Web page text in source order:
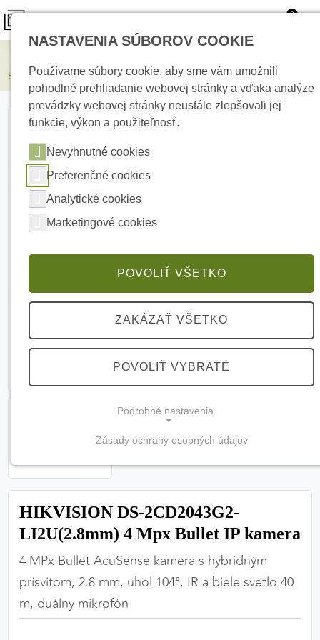
0
HIKVISION DS-2CD2043G2-LI2U(2.8mm) 4 Mpx Bullet IP kamera
HIKVISION DS-2CD2043G2-
LI2U(2.8mm) 4 Mpx Bullet IP kamera
4 MPx Bullet AcuSense kamera s hybridným
prísvitom, 2.8 mm, uhol 104°, IR a biele svetlo 40
m, duálny mikrofón
NASTAVENIA SÚBOROV COOKIE
Používame súbory cookie, aby sme vám umožnili
pohodlné prehliadanie webovej stránky a vďaka analýze
prevádzky webovej stránky neustále zlepšovali jej
funkcie, výkon a použiteľnosť.
Nevyhnutné cookies
Preferenčné cookies
Analytické cookies
Marketingové cookies
POVOLIŤ VŠETKO
ZAKÁZAŤ VŠETKO
POVOLIŤ VYBRATÉ
Podrobné nastavenia
(vždy aktívne, nemožno vypnúť)
webovej stránky a bez nich by nebolo možné
zabezpečiť jej plnú funkčnosť.
Zásady ochrany osobných údajov